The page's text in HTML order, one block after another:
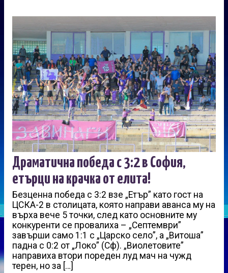
Драматична победа с 3:2 в София,
етърци на крачка от елита!
Безценна победа с 3:2 взе „Етър” като гост на
ЦСКА-2 в столицата, която направи аванса му на
върха вече 5 точки, след като основните му
конкуренти се провалиха – „Септември”
завърши само 1:1 с „Царско село”, а „Витоша”
падна с 0:2 от „Локо” (Сф). „Виолетовите”
направиха втори пореден луд мач на чужд
терен, но за […]